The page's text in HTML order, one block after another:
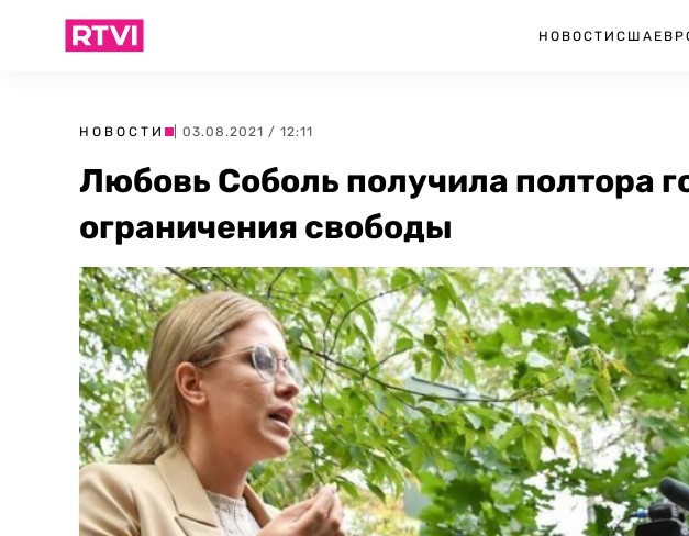
НОВОСТИ США
НОВОСТИ | 03.08.2021 / 12:11
Любовь Соболь получила полтора
ограничения свободы